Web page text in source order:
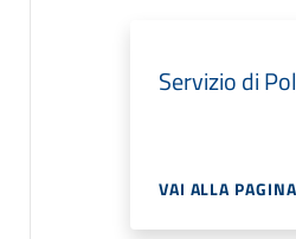
Servizio di
VAI ALLA PAGINA